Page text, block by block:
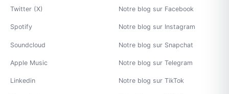
Twitter (X)
Spotify
Soundcloud
Apple Music
Linkedin
Notre blog sur Facebook
Notre blog sur Instagram
Notre blog sur Snapchat
Notre blog sur Telegram
Notre blog sur TikTok